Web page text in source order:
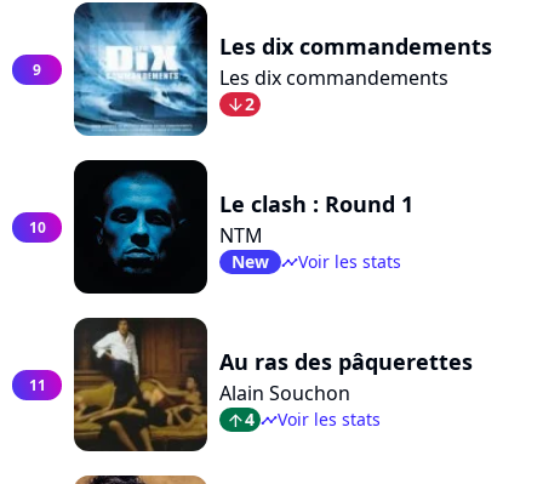
9
Les dix commandements
Les dix commandements
arrow_bot2
10
Le clash : Round 1
NTM
New timelineVoir les stats
11
Au ras des pâquerettes
Alain Souchon
arrow_top4 timelineVoir les stats